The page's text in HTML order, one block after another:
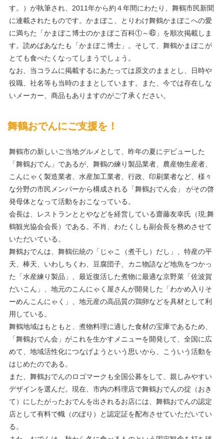
す。）が執筆され、2011年から約４年間にわたり、舞鶴市民新聞
に連載されたものです。かまぼこ、とりわけ舞鶴かまぼこへの愛
に満ちた「かまぼこ博士のかまぼこ百科①～㊺」を順次掲載しま
す。読めばあなたも「かまぼこ博士」。そして、舞鶴かまぼこが
とても食べたくなってしまうでしょう。
なお、当コラムに掲載するにあたっては原文のままとし、日時や
役職、社名等も当時のままとしています。また、今では存在しな
いメーカー、商品もありますのがご了承ください。
舞鶴おでんにご支援を！
舞鶴市の新しいご当地グルメとして、昨年の夏にデビューした
「舞鶴おでん」であるが、舞鶴の練り製品業者、農産物生産者、
こんにゃく製造業者、水産加工業者、行政、印刷業者など、様々
な分野の市民メンバーから構成される「舞鶴おでん会」 がその啓
発母体となって活動をおこなっている。
会長は、レストランととやなどを経営している齋藤友幸氏（現;舞
鶴観光協会会長）である。不肖、わたくしも副会長を務めさせて
いただいている。
舞鶴おでんは、舞鶴伝統の「じゃこ（煮干し）だし」、特産の平
天、棒天、いわしちくわ、豆腐団子、カニ物語など地魚をつかっ
た「水産練り製品」、最近復活した煮物に最適な京野菜「佐波賀
だいこん」、地元のこんにゃく屋さんが開発した「わかめ入りそ
ーめんこんにゃく」、地元産の高品質の鶏卵などを具材として利
用している。
舞鶴地域はもともと、煮物料理に適した食材の宝庫であるため、
「舞鶴おでん会」がこれを生かすメニューを開発して、全国に広
めて、地域活性化につなげようという思いから、こういう活動を
はじめたのである。
また、舞鶴おでんのロゴマークも全国公募をして、親しみやすい
デザインを選んだ。現在、市内の料理店で舞鶴おでんの掟（おき
て）にしたがったおでんを出されるお店には、舞鶴おでんの認定
店として有料で幟（のぼり）と認定証を配布させていただいてい
る。